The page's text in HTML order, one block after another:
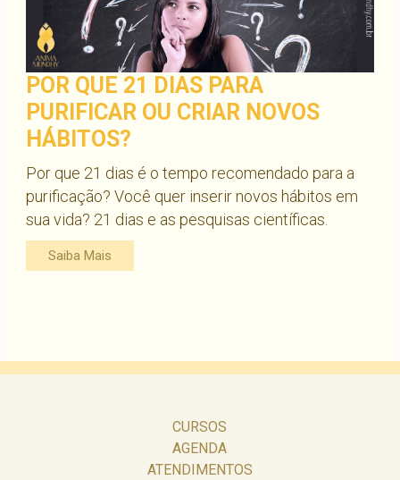
POR QUE 21 DIAS PARA
PURIFICAR OU CRIAR NOVOS
HÁBITOS?
Por que 21 dias é o tempo recomendado para a
purificação? Você quer inserir novos hábitos em
sua vida? 21 dias e as pesquisas científicas.
Saiba Mais
CURSOS
AGENDA
ATENDIMENTOS